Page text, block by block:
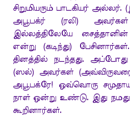
சிறுமியரும் பாடகியர்
அபூபக்ர் (ரலி)
இல்லத்திலேயே
என்று (கடிந்து)
தினத்தில் நடந்தது.
(ஸல்) அவர்கள்
அபூபக்ரே! ஒவ்வொரு
நாள் ஒன்று உண்டு. இது
கூறினார்கள்.